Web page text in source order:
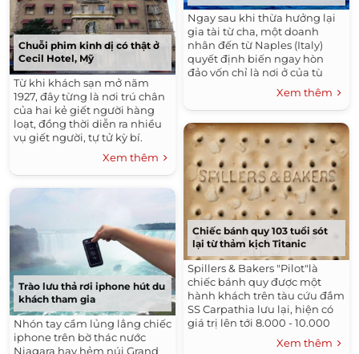
Chuỗi phim kinh dị có thật ở
Cecil Hotel, Mỹ
Từ khi khách sạn mở năm
1927, đây từng là nơi trú chân
của hai kẻ giết người hàng
loạt, đồng thời diễn ra nhiều
vụ giết người, tự tử kỳ bí.
Xem thêm
Trào lưu thả rơi iphone hút du
khách tham gia
Nhón tay cầm lủng lẳng chiếc
iphone trên bờ thác nước
Niagara hay hẻm núi Grand
Ngay sau khi thừa hưởng lại
gia tài từ cha, một doanh
nhân đến từ Naples (Italy)
quyết định biến ngay hòn
đảo vốn chỉ là nơi ở của tù
nhân thành thiên đường
khỏa thân nóng bỏng.
Xem thêm
Chiếc bánh quy 103 tuổi sót
lại từ thảm kịch Titanic
Spillers & Bakers "Pilot"là
chiếc bánh quy được một
hành khách trên tàu cứu đắm
SS Carpathia lưu lại, hiện có
giá trị lên tới 8.000 - 10.000
Xem thêm